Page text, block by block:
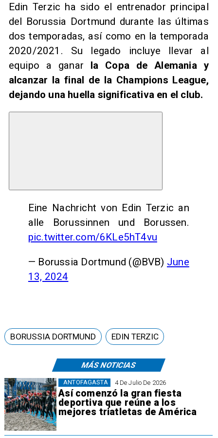
Edin Terzic ha sido el entrenador principal
del Borussia Dortmund durante las últimas
dos temporadas, así como en la temporada
2020/2021. Su legado incluye llevar al
equipo a ganar la Copa de Alemania y
alcanzar la final de la Champions League,
dejando una huella significativa en el club.
Eine Nachricht von Edin Terzic an
alle Borussinnen und Borussen.
pic.twitter.com/6KLe5hT4vu
— Borussia Dortmund (@BVB) June
13, 2024
MÁS NOTICIAS
4 De Julio De 2026
Así comenzó la gran fiesta
deportiva que reúne a los
mejores triatletas de América
ANTOFAGASTA
BORUSSIA DORTMUND EDIN TERZIC